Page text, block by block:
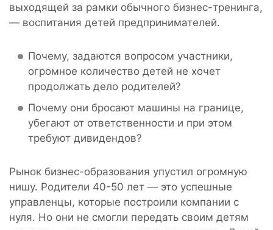
выходящей за рамки обычного бизнес-тренинга,
— воспитания детей предпринимателей.
Почему, задаются вопросом участники,
огромное количество детей не хочет
продолжать дело родителей?
Почему они бросают машины на границе,
убегают от ответственности и при этом
требуют дивидендов?
Рынок бизнес-образования упустил огромную
нишу. Родители 40-50 лет — это успешные
управленцы, которые построили компании с
нуля. Но они не смогли передать своим детям